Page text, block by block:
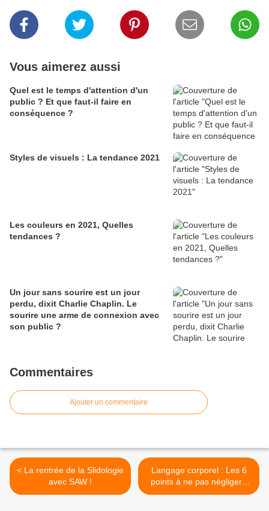
Vous aimerez aussi
Quel est le temps d'attention d'un
public ? Et que faut-il faire en
conséquence ?
Styles de visuels : La tendance 2021
Les couleurs en 2021, Quelles
tendances ?
Un jour sans sourire est un jour
perdu, dixit Charlie Chaplin. Le
sourire une arme de connexion avec
son public ?
Commentaires
Ajouter un commentaire
< La rentrée de la Slidologie
avec SAW !
Langage corporel : Les 6
points à ne pas négliger !
(Volet 1) >